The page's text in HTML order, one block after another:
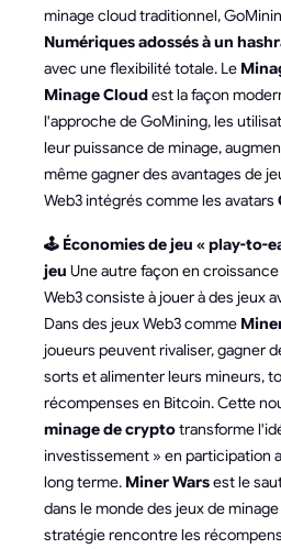
minage cloud traditionnel,
Numériques adossés à un
avec une flexibilité totale. Le
Minage Cloudest la façon
l'approche de GoMining, les
leur puissance de minage,
même gagner des avantages de
Web3 intégrés comme les avatars
🕹️ Économies de jeu « play-to-
jeu Une autre façon en
Web3 consiste à jouer à des jeux
Dans des jeux Web3 comme
joueurs peuvent rivaliser, gagner
sorts et alimenter leurs mineurs,
récompenses en Bitcoin. Cette
minage de cryptotransforme
investissement » en participation
long terme. Miner Warsest le
dans le monde des jeux de
stratégie rencontre les